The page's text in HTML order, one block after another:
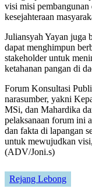
visi misi pembangunan
kesejahteraan
Juliansyah Yayan juga
dapat menghimpun
stakeholder untuk
ketahanan pangan di
Forum Konsultasi
narasumber, yakni
MSi, dan Mahardika
pelaksanaan forum ini
dan fakta di lapangan
untuk mewujudkan
(ADV/Joni.s)
Rejang Lebong